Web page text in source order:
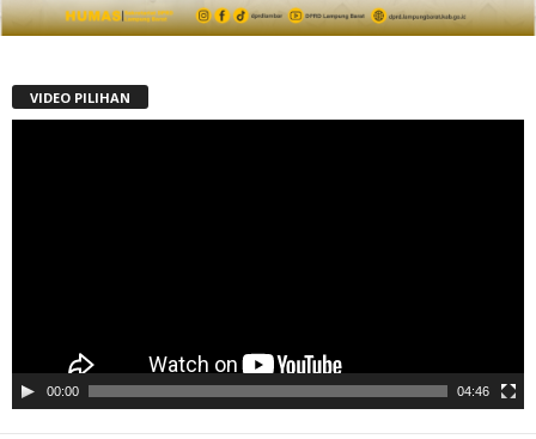
VIDEO PILIHAN
00:00 04:46